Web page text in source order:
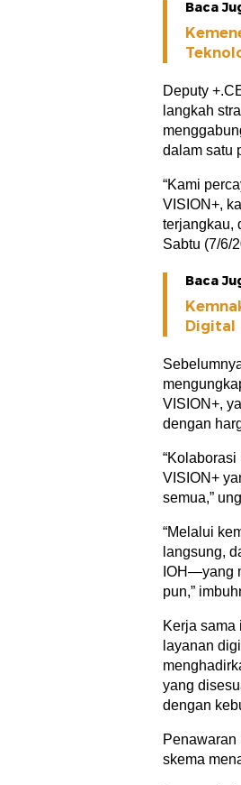
Baca
Deputy
langkah
dalam satu
“Kami
VISION+,
terjangkau,
Sabtu (7/6/
Baca
Digital
VISION+,
dengan
VISION+
semua,”
“Melalui
langsung,
IOH—yang
pun,”
Kerja
layanan
yang
dengan
Penawaran
skema